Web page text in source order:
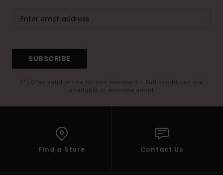
SUBSCRIBE
(*) Offer valid online for new members - Full conditions are
available in welcome email
Find a Store Contact Us